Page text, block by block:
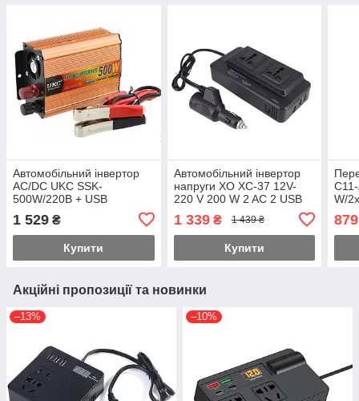
Автомобільний інвертор
AC/DC UKC SSK-
500W/220В + USB
1 529 ₴
Купити
Автомобільний інвертор
напруги XO XC-37 12V-
220 V 200 W 2 AC 2 USB
Type-C PD 20 W Чорний
1 339₴ 1 439 ₴
Купити
W/
LCD
879
Акційні пропозиції та новинки
–13% –10%